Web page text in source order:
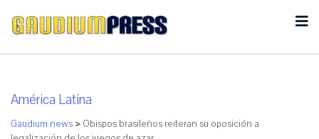
América Latina
Gaudium news > Obispos brasileños reiteran su oposición a